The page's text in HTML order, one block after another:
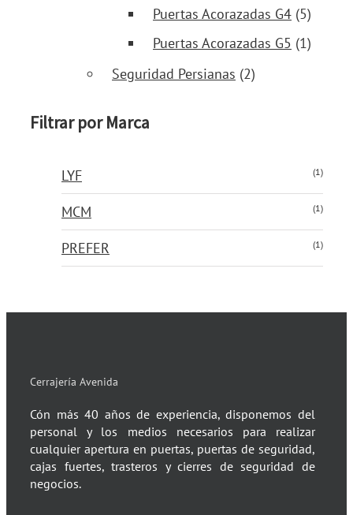
Puertas Acorazadas G4 (5)
Puertas Acorazadas G5 (1)
Seguridad Persianas (2)
Filtrar por Marca
LYF (1)
MCM (1)
PREFER (1)
Cerrajería Avenida
Cón más 40 años de experiencia, disponemos del
personal y los medios necesarios para realizar
cualquier apertura en puertas, puertas de seguridad,
cajas fuertes, trasteros y cierres de seguridad de
negocios.